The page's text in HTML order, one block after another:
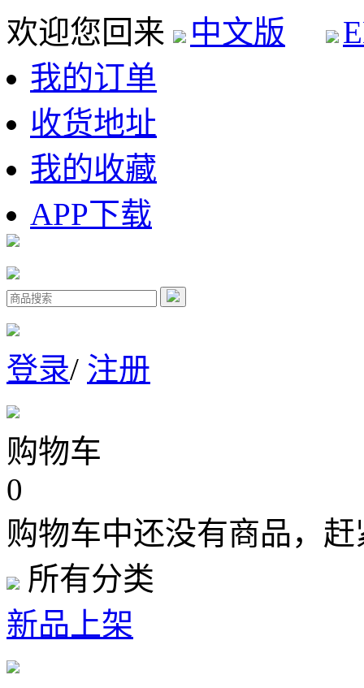
欢迎您回来 中文版
我的订单
收货地址
我的收藏
APP下载
登录/ 注册
购物车
0
购物车中还没有商品，
所有分类
新品上架